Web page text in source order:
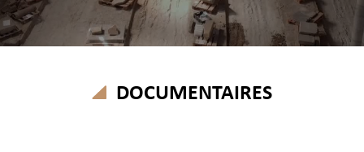
DOCUMENTAIRES